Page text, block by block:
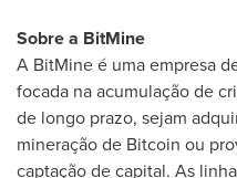
Sobre a BitMine
A BitMine é uma empresa
focada na acumulação de
de longo prazo, sejam
mineração de Bitcoin ou
captação de capital. As